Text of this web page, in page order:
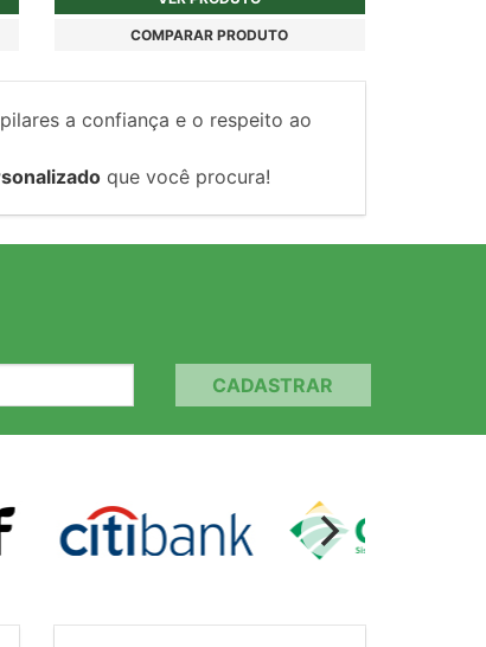
COMPARAR PRODUTO
a confiança e o respeito ao
que você procura!
CADASTRAR